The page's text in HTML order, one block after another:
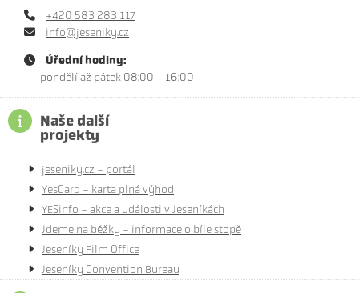
+420 583 283 117
info@jeseniky.cz
Úřední hodiny:
pondělí až pátek 08:00 - 16:00
Naše další
projekty
jeseniky.cz - portál
YesCard - karta plná výhod
YESinfo - akce a události v Jeseníkách
Jdeme na běžky - informace o bíle stopě
Jeseníky Film Office
Jeseníky Convention Bureau